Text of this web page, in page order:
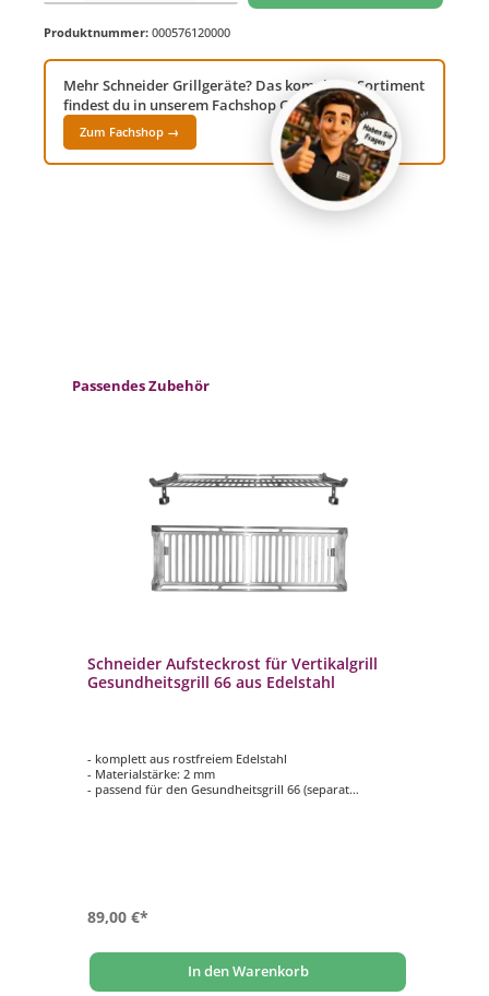
Produktnummer: 000576120000
Mehr Schneider Grillgeräte? Das komplette Sortiment
findest du in unserem Fachshop Grillwelt24!
Zum Fachshop →
Produktgalerie überspringen
Passendes Zubehör
Schneider Aufsteckrost für Vertikalgrill
Gesundheitsgrill 66 aus Edelstahl
- komplett aus rostfreiem Edelstahl
- Materialstärke: 2 mm
- passend für den Gesundheitsgrill 66 (separat
89,00 €*
In den Warenkorb